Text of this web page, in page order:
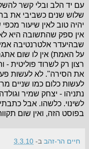
עם יד הלב ובלי קשר
שלוש שנים כשביבי את
יהיה טוב לאין שיעור
אין ספק שהתשובה היא
שבהיעדר אלטרנטיבה
על האמת) אין לו שום
רצון רק לשרוד פוליטית
את הסירה". לא לעשות
לעשות כלום כמו שניים
נתניהו - יצחק שמיר
לשינוי. כלשהו. אבל
בפוסט הזה, ואין שום
חיים הר-זהב ב- 3.3.10